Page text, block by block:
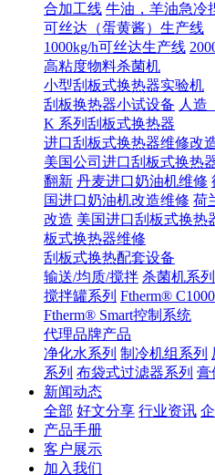
合加工线 牛油，羊油急冷
可丝达（蛋黄酱）生产线
1000kg/h可丝达生产线
高粘度物料杀菌机
小型刮板式换热器实验机
刮板换热器小试设备 人造
K 系列刮板式换热器
进口刮板式换热器维修改
美国公司进口刮板式换热
翻新 丹麦进口奶油机维修
国进口奶油机改造维修 荷
改造 美国进口刮板式换热
板式换热器维修
刮板式换热配套设备
输送/均质/搅拌 杀菌机系列
搅拌罐系列 Ftherm® C1000
Ftherm® Smart控制系统
代理品牌产品
净化水系列 制冷机组系列
系列 布袋式过滤器系列 膏
新闻动态
全部 好文分享 行业资讯
产品手册
客户展示
加入我们